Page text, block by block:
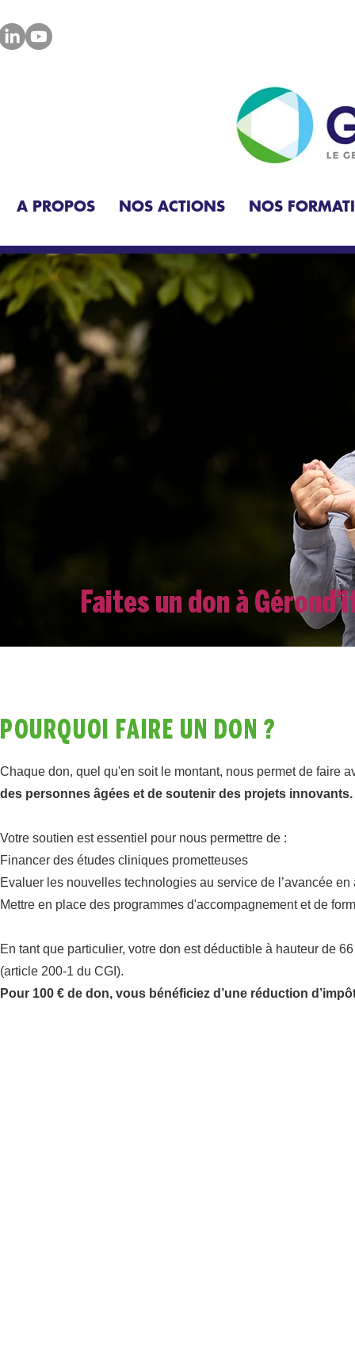
A PROPOS NOS ACTIONS NOS
Faites un don à
POURQUOI FAIRE UN DON ?
Chaque don, quel qu'en soit le montant, nous permet de faire
des personnes âgées et de soutenir des projets innovants.
Votre soutien est essentiel pour nous permettre de :
Financer des études cliniques prometteuses
Evaluer les nouvelles technologies au service de l’avancée en
Mettre en place des programmes d'accompagnement et de
En tant que particulier, votre don est déductible à hauteur de
(article 200-1 du CGI).
Pour 100 € de don, vous bénéficiez d’une réduction